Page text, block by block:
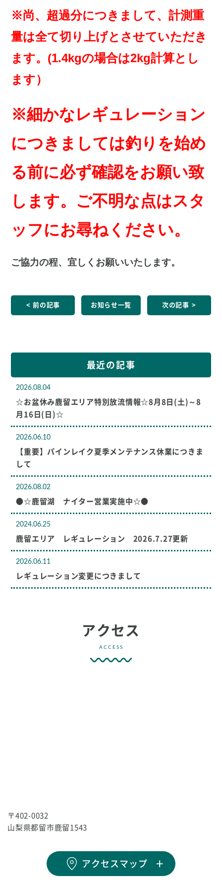
※尚、超過分につきまして、計測重
量は全て切り上げとさせていただき
ます。(1.4kgの場合は2kg計算とし
ます）
※細かなレギュレーション
につきましては釣りを始め
る前に必ず確認をお願い致
します。ご不明な点はスタ
ッフにお尋ねください。
ご協力の程、宜しくお願いいたします。
前の記事 お知らせ一覧 次の記事
最近の記事
2026.08.04
☆お盆休み鹿留エリア特別放流情報☆8月8日(土)～8
月16日(日)☆
2026.06.10
【重要】パインレイク夏季メンテナンス休業につきま
して
2026.08.02
●☆鹿留湖 ナイター営業実施中☆●
2024.06.25
鹿留エリア レギュレーション 2026.7.27更新
2026.06.11
レギュレーション変更につきまして
アクセス
ACCESS
〒402-0032
山梨県都留市鹿留1543
アクセスマップ